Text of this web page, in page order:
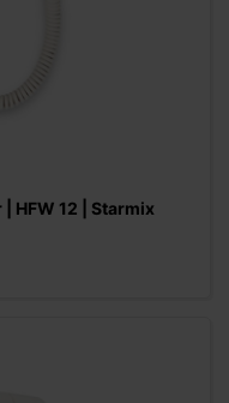
HFW 12 | Starmix